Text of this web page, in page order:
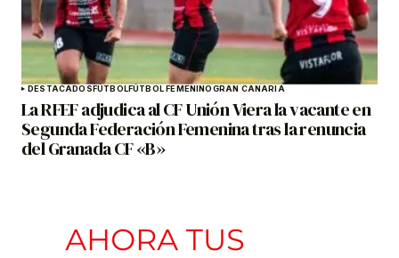
DESTACADOSFÚTBOLFÚTBOL FEMENINOGRAN CANARIA
La RFEF adjudica al CF Unión Viera la vacante en
Segunda Federación Femenina tras la renuncia
del Granada CF «B»